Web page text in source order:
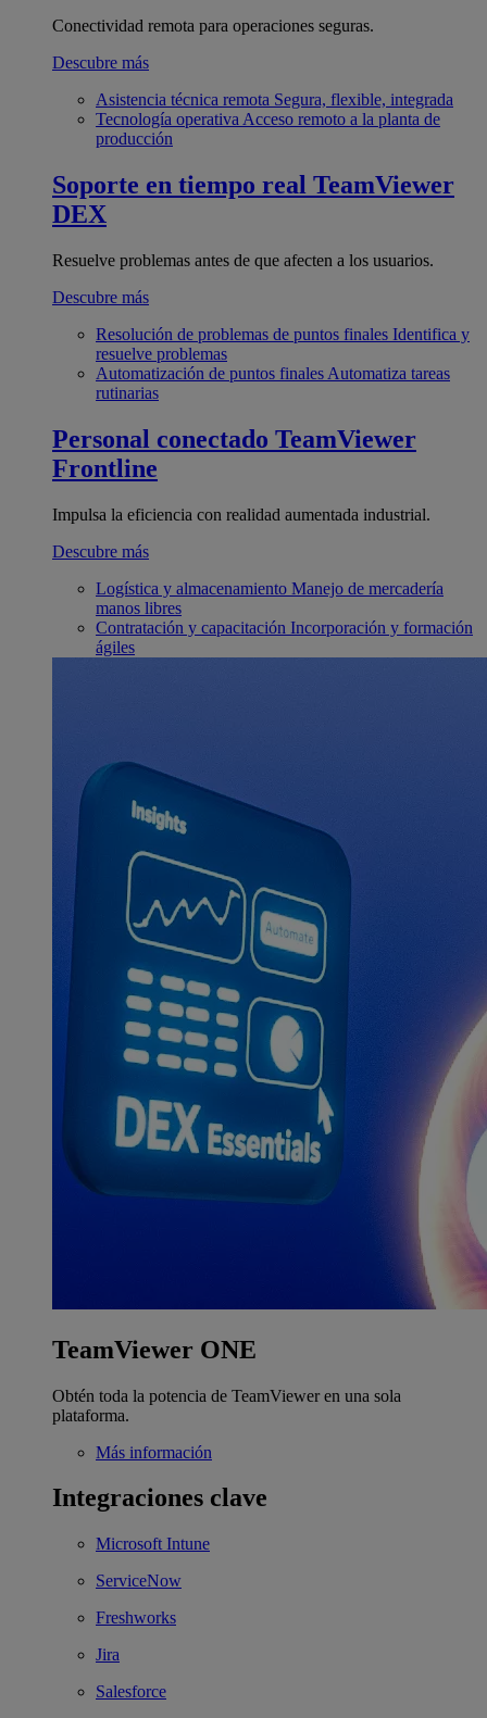
Conectividad remota para operaciones seguras.
Descubre más
Asistencia técnica remota Segura, flexible, integrada
Tecnología operativa Acceso remoto a la planta de
producción
Soporte en tiempo real TeamViewer
DEX
Resuelve problemas antes de que afecten a los usuarios.
Descubre más
Resolución de problemas de puntos finales Identifica y
resuelve problemas
Automatización de puntos finales Automatiza tareas
rutinarias
Personal conectado TeamViewer
Frontline
Impulsa la eficiencia con realidad aumentada industrial.
Descubre más
Logística y almacenamiento Manejo de mercadería
manos libres
Contratación y capacitación Incorporación y formación
ágiles
TeamViewer ONE
Obtén toda la potencia de TeamViewer en una sola
plataforma.
Más información
Integraciones clave
Microsoft Intune
ServiceNow
Freshworks
Jira
Salesforce